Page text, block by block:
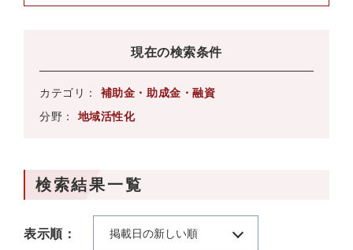
現在の検索条件
カテゴリ：
補助金・助成金・融資
分野：
地域活性化
検索結果一覧
表示順： 掲載日の新しい順